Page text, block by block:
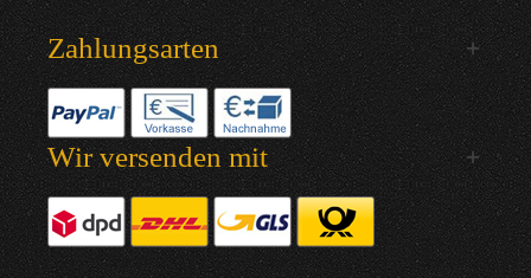
Zahlungsarten
Wir versenden mit